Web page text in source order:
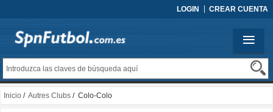
LOGIN CREAR CUENTA
Inicio / Autres Clubs / Colo-Colo